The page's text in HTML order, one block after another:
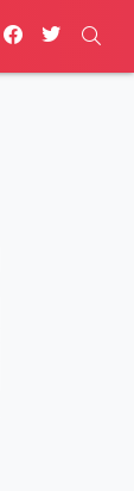
facebooktwitter